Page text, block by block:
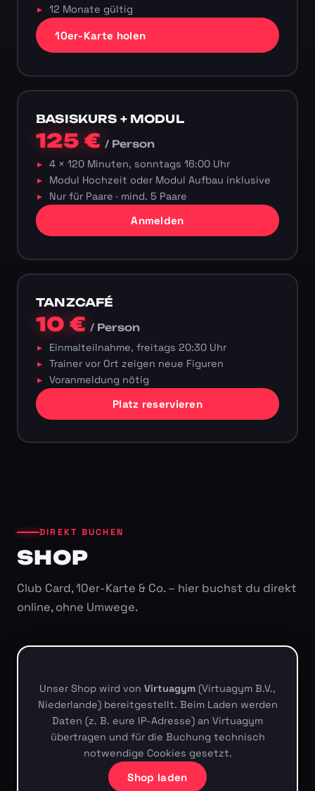
12 Monate gültig
10er-Karte holen
BASISKURS + MODUL
125 €/ Person
4 × 120 Minuten, sonntags 16:00 Uhr
Modul Hochzeit oder Modul Aufbau inklusive
Nur für Paare · mind. 5 Paare
Anmelden
TANZCAFÉ
10 €/ Person
Einmalteilnahme, freitags 20:30 Uhr
Trainer vor Ort zeigen neue Figuren
Voranmeldung nötig
Platz reservieren
DIREKT BUCHEN
SHOP
Club Card, 10er-Karte & Co. – hier buchst du direkt
online, ohne Umwege.
Unser Shop wird von Virtuagym (Virtuagym B.V.,
Niederlande) bereitgestellt. Beim Laden werden
Daten (z. B. eure IP-Adresse) an Virtuagym
übertragen und für die Buchung technisch
notwendige Cookies gesetzt.
Shop laden